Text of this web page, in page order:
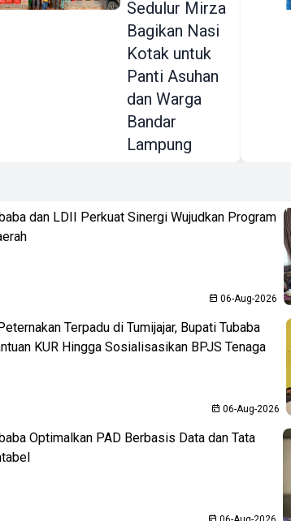
Sedulur Mirza
Bagikan Nasi
Kotak untuk
Panti Asuhan
dan Warga
Bandar
Lampung
dan LDII Perkuat Sinergi Wujudkan Program
06-Aug-2026
Terpadu di Tumijajar, Bupati Tubaba
KUR Hingga Sosialisasikan BPJS Tenaga
06-Aug-2026
Optimalkan PAD Berbasis Data dan Tata